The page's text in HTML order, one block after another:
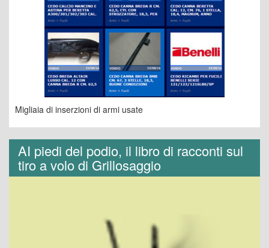
Migliaia di inserzioni di armi usate
AI piedi del podio, il libro di racconti sul
tiro a volo di Grillosaggio